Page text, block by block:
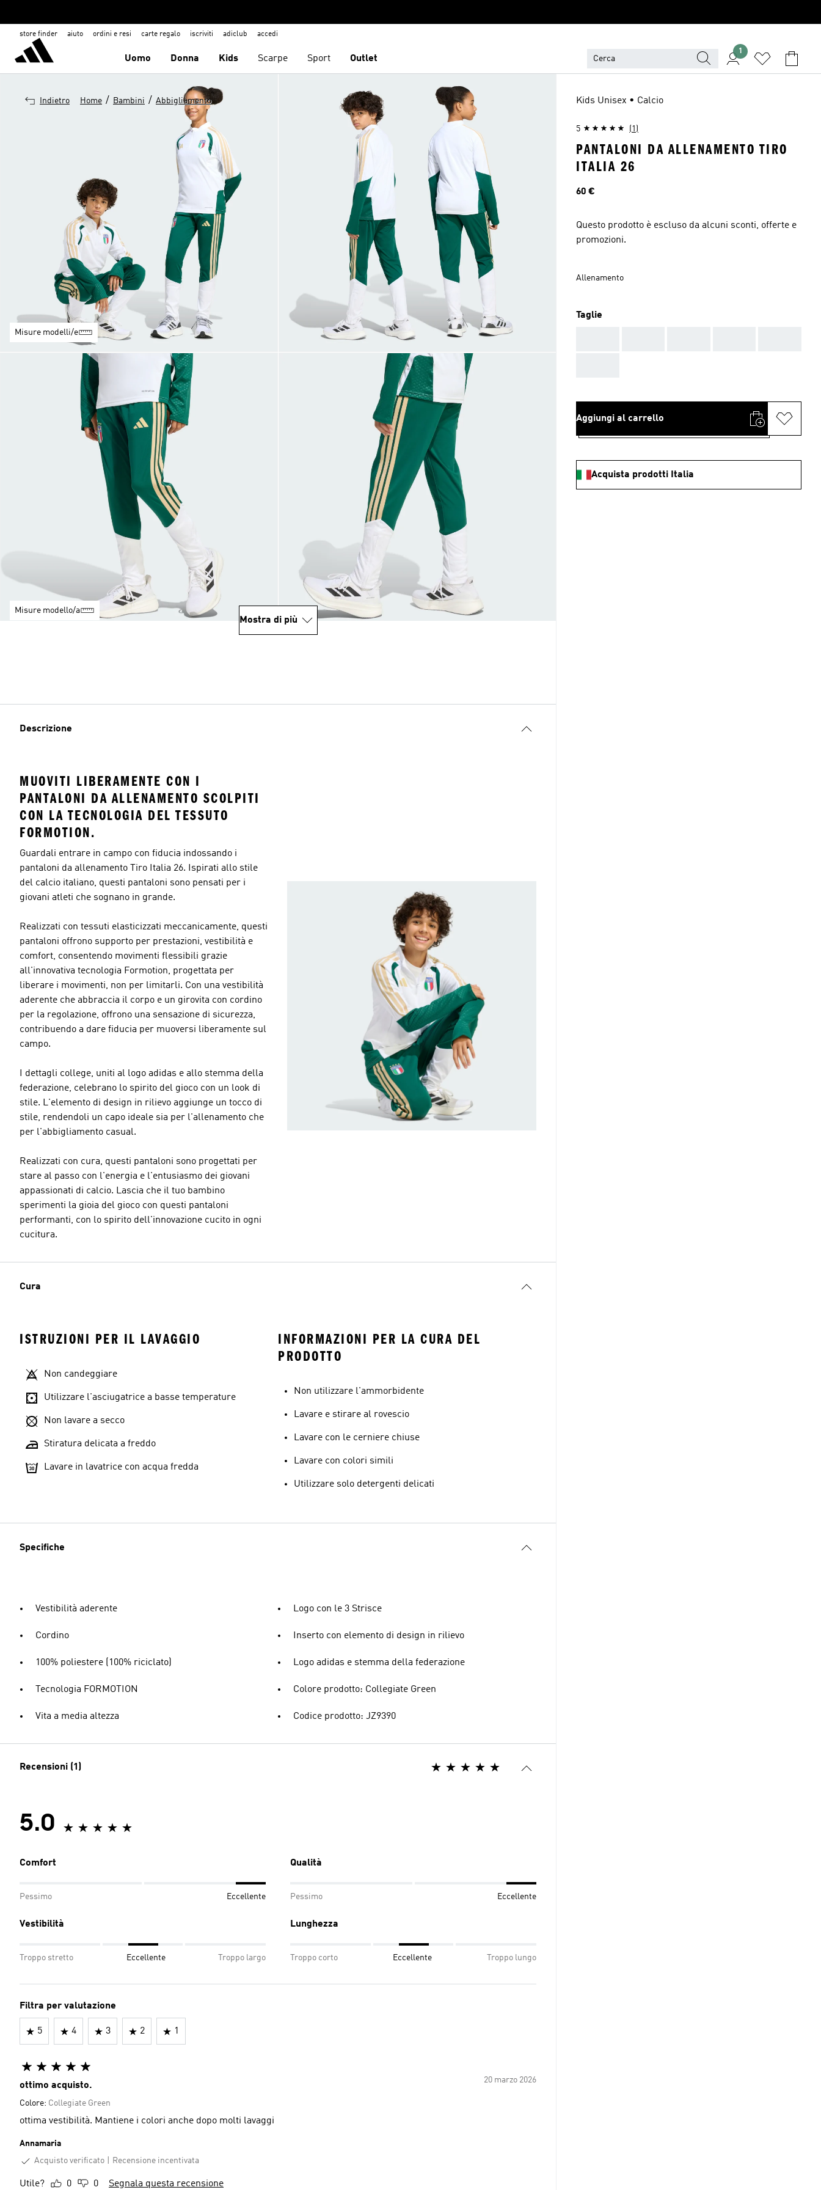
store finder aiuto ordini e resi carte regalo iscriviti adiclub accedi
Uomo Donna Kids Scarpe Sport Outlet
1
Indietro Home / Bambini / Abbigliamento
Misure modelli/e
Misure modello/a
Mostra di più
Descrizione
MUOVITI LIBERAMENTE CON I
PANTALONI DA ALLENAMENTO SCOLPITI
CON LA TECNOLOGIA DEL TESSUTO
FORMOTION.
Guardali entrare in campo con fiducia indossando i
pantaloni da allenamento Tiro Italia 26. Ispirati allo stile
del calcio italiano, questi pantaloni sono pensati per i
giovani atleti che sognano in grande.
Realizzati con tessuti elasticizzati meccanicamente, questi
pantaloni offrono supporto per prestazioni, vestibilità e
comfort, consentendo movimenti flessibili grazie
all'innovativa tecnologia Formotion, progettata per
liberare i movimenti, non per limitarli. Con una vestibilità
aderente che abbraccia il corpo e un girovita con cordino
per la regolazione, offrono una sensazione di sicurezza,
contribuendo a dare fiducia per muoversi liberamente sul
campo.
I dettagli college, uniti al logo adidas e allo stemma della
federazione, celebrano lo spirito del gioco con un look di
stile. L'elemento di design in rilievo aggiunge un tocco di
stile, rendendoli un capo ideale sia per l'allenamento che
per l'abbigliamento casual.
Realizzati con cura, questi pantaloni sono progettati per
stare al passo con l'energia e l'entusiasmo dei giovani
appassionati di calcio. Lascia che il tuo bambino
sperimenti la gioia del gioco con questi pantaloni
performanti, con lo spirito dell'innovazione cucito in ogni
cucitura.
Cura
ISTRUZIONI PER IL LAVAGGIO
Non candeggiare
Utilizzare l'asciugatrice a basse temperature
Non lavare a secco
Stiratura delicata a freddo
Lavare in lavatrice con acqua fredda
INFORMAZIONI PER LA CURA DEL
PRODOTTO
Non utilizzare l'ammorbidente
Lavare e stirare al rovescio
Lavare con le cerniere chiuse
Lavare con colori simili
Utilizzare solo detergenti delicati
Specifiche
Vestibilità aderente
Cordino
100% poliestere (100% riciclato)
Tecnologia FORMOTION
Vita a media altezza
Logo con le 3 Strisce
Inserto con elemento di design in rilievo
Logo adidas e stemma della federazione
Colore prodotto: Collegiate Green
Codice prodotto: JZ9390
Recensioni (1)
5.0
Comfort
Pessimo Eccellente
Qualità
Pessimo Eccellente
Vestibilità
Troppo stretto Eccellente Troppo largo
Lunghezza
Troppo corto Eccellente Troppo lungo
Filtra per valutazione
5 4 3 2 1
20 marzo 2026
ottimo acquisto.
Colore: Collegiate Green
ottima vestibilità. Mantiene i colori anche dopo molti lavaggi
Annamaria
Acquisto verificato
Recensione incentivata
Utile? 0 0 Segnala questa recensione
Kids Unisex • Calcio
5 (1)
PANTALONI DA ALLENAMENTO TIRO
ITALIA 26
Prezzo
60 €
Questo prodotto è escluso da alcuni sconti, offerte e
promozioni.
Allenamento
Taglie
Aggiungi al carrello
Acquista prodotti Italia